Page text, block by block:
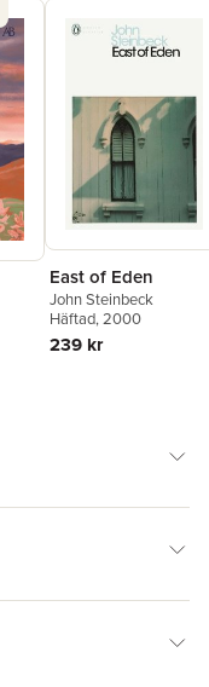
East of Eden
John Steinbeck
Häftad, 2000
239 kr